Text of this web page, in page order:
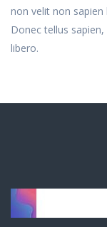
non velit non sapien
Donec tellus
libero.